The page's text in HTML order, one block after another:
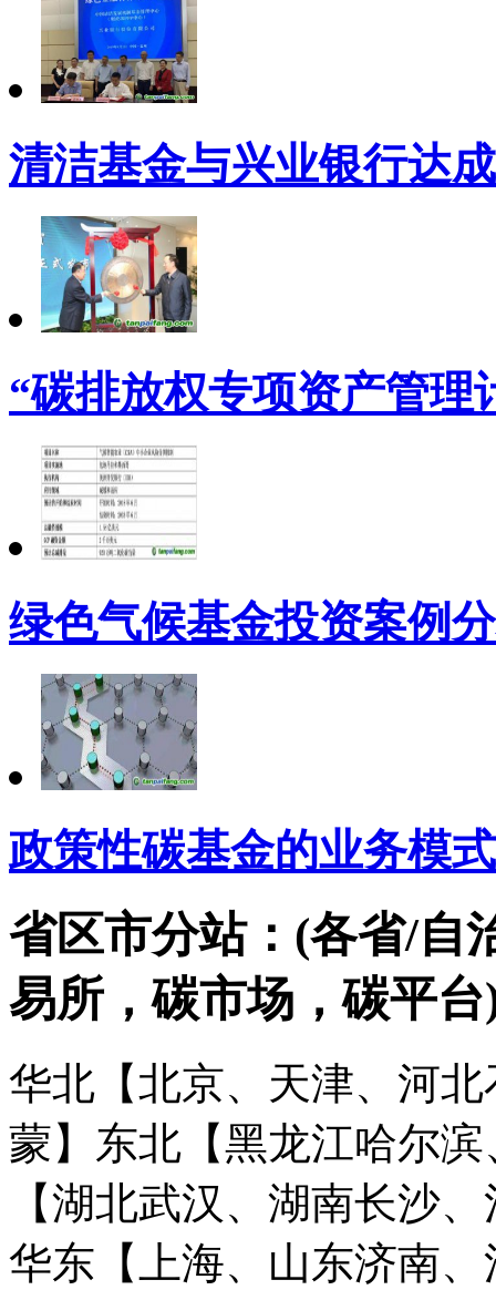
清洁基金与兴业银行达
“碳排放权专项资产管理
绿色气候基金投资案例
政策性碳基金的业务模
省区市分站：(各省/自
易所，碳市场，碳平台
华北【北京、天津、河
蒙】 东北【黑龙江哈尔
【湖北武汉、湖南长沙
华东【上海、山东济南